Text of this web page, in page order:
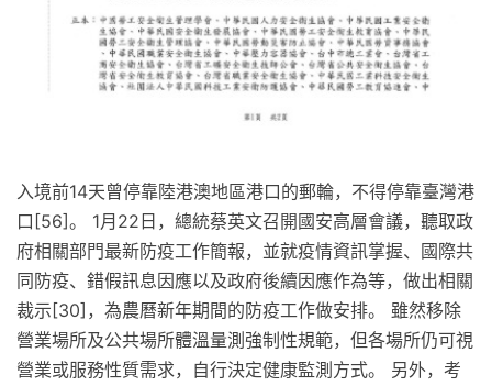
入境前14天曾停靠陸港澳地區港口的郵輪，不得停靠臺灣港
口[56]。 1月22日，總統蔡英文召開國安高層會議，聽取政
府相關部門最新防疫工作簡報，並就疫情資訊掌握、國際共
同防疫、錯假訊息因應以及政府後續因應作為等，做出相關
裁示[30]，為農曆新年期間的防疫工作做安排。 雖然移除
營業場所及公共場所體溫量測強制性規範，但各場所仍可視
營業或服務性質需求，自行決定健康監測方式。 另外，考